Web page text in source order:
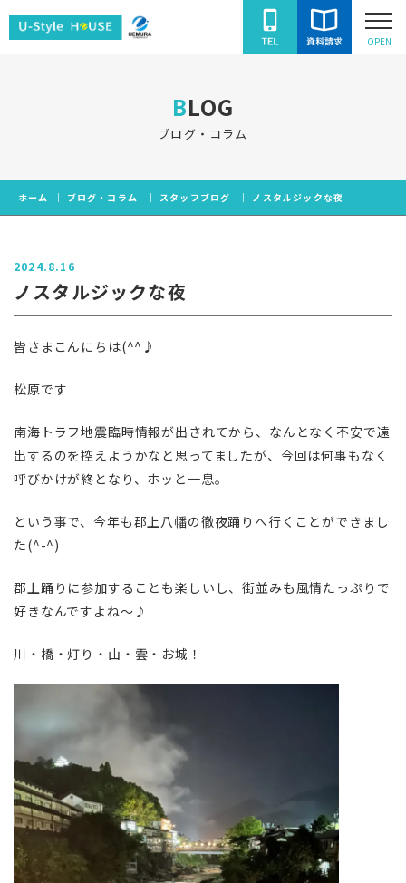
ユ
ハ
ウ
OPEN
BLOG
ブログ・コラム
ホーム ブログ・コラム スタッフブログ ノスタルジックな夜
2024.8.16
ノスタルジックな夜
皆さまこんにちは(^^♪
松原です
南海トラフ地震臨時情報が出されてから、なんとなく不安で遠
出するのを控えようかなと思ってましたが、今回は何事もなく
呼びかけが終となり、ホッと一息。
という事で、今年も郡上八幡の徹夜踊りへ行くことができまし
た(^-^)
郡上踊りに参加することも楽しいし、街並みも風情たっぷりで
好きなんですよね～♪
川・橋・灯り・山・雲・お城！